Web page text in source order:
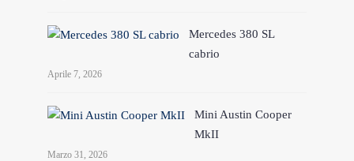
Mercedes 380 SL
cabrio
Aprile 7, 2026
Mini Austin Cooper
MkII
Marzo 31, 2026